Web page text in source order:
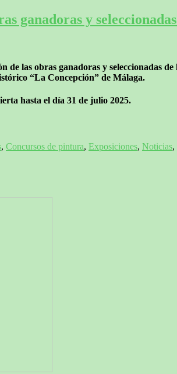
ganadoras y
de las obras ganadoras y seleccionadas
“La Concepción” de Málaga.
hasta el día 31 de julio 2025.
, Concursos de pintura, Exposiciones, Noticias,